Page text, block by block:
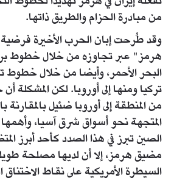
من مبادرة الحزام والطريق ذاتها.
وقد طُرحت إبان الحرب الأخيرة
هرمز" عبر تجاوزه من خلال خطوط
البحر الأحمر، وأيضا من خلال خطوط
تركيا ومنها إلى أوروبا. لكن المشكلة
من المنطقة إلى أوروبا ضئيل بالمقارنة
المتجهة نحو أسواق شرق آسيا،
الصين تبرز في هذا الصدد كأحد أبرز
مضيق هرمز، إلا أن لديها مصلحة
السيطرة الأمريكية على نقاط الاختناق